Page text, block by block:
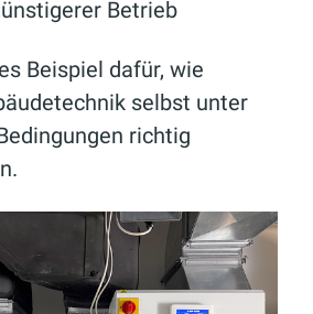
Betrieb
Beispiel dafür, wie
selbst unter
richtig